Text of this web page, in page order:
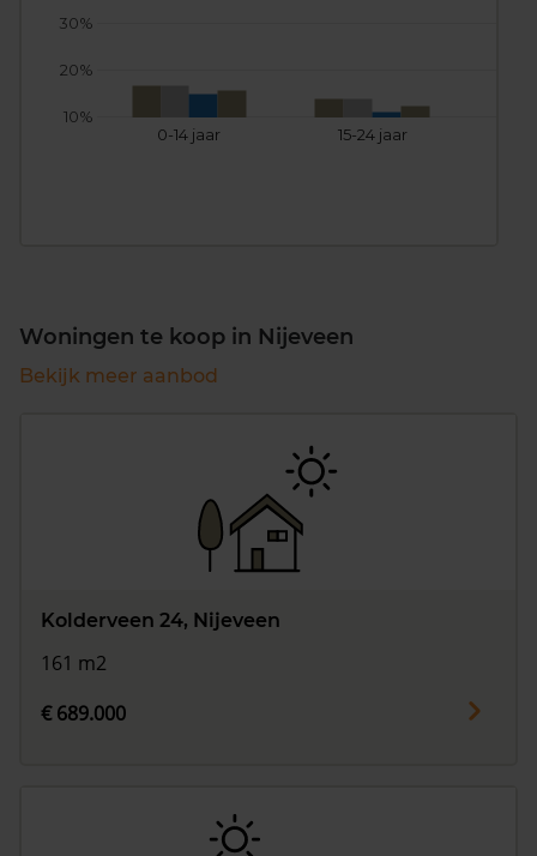
0-14 jaar 15-24 jaar
10%
20%
30%
Woningen te koop in Nijeveen
Bekijk meer aanbod
Kolderveen 24, Nijeveen
161 m2
€ 689.000